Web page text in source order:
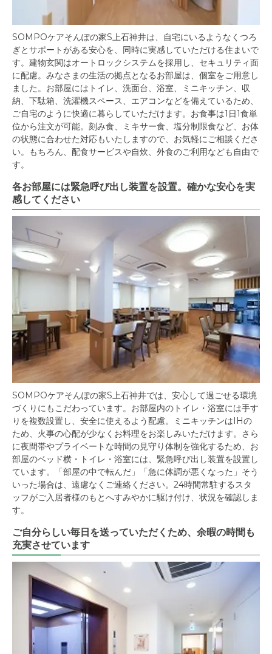
SOMPOケアそんぽの家S上石神井は、自宅にいるようなくつろ
ぎとサポートがある安心を、同時に実感していただける住まいで
す。建物玄関はオートロックシステムを採用し、セキュリティ面
に配慮。みなさまの生活の拠点となるお部屋は、個室をご用意し
ました。お部屋にはトイレ、洗面台、浴室、ミニキッチン、収
納、下駄箱、洗濯機スペース、エアコンなどを備えているため、
ご自宅のように快適に暮らしていただけます。お食事は1日1食単
位から注文が可能。刻み食、ミキサー食、塩分制限食など、お体
の状態に合わせた対応もいたしますので、お気軽にご相談くださ
い。もちろん、配食サービスや自炊、外食のご利用なども自由で
す。
各お部屋には緊急呼び出し装置を設置。確かな安心を実
感してください
SOMPOケアそんぽの家S上石神井では、安心して過ごせる環境
づくりにもこだわっています。お部屋内のトイレ・浴室には手す
りを複数設置し、安全に使えるよう配慮。ミニキッチンはIHの
ため、火事の心配が少なくお料理をお楽しみいただけます。さら
に夜間帯やプライベートな時間の見守り体制を強化するため、お
部屋のベッド横・トイレ・浴室には、緊急呼び出し装置を設置し
ています。「部屋の中で転んだ」「急に体調が悪くなった」そう
いった場合は、遠慮なくご連絡ください。24時間常駐するスタ
ッフがご入居者様のもとへすみやかに駆け付け、状況を確認しま
す。
ご自分らしい毎日を送っていただくため、余暇の時間も
充実させています